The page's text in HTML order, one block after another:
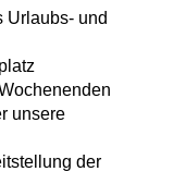
Urlaubs- und
unsere
der